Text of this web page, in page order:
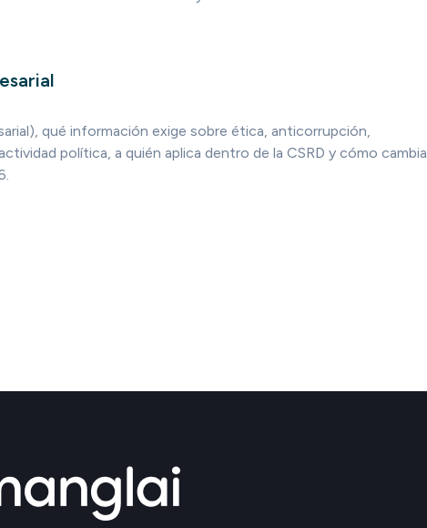
qué información exige sobre ética, anticorrupción,
política, a quién aplica dentro de la CSRD y cómo cambia